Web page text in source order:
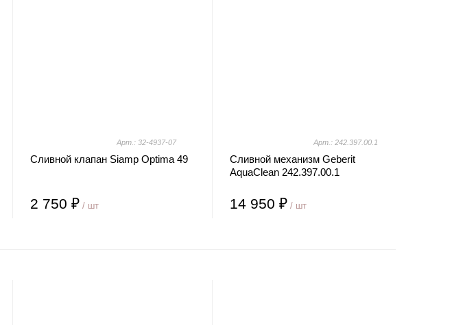
Арт.: 32-4937-07
Сливной клапан Siamp Optima 49
2 750 ₽/ шт
Арт.: 242.397.00.1
Сливной механизм Geberit
AquaClean 242.397.00.1
14 950 ₽ / шт